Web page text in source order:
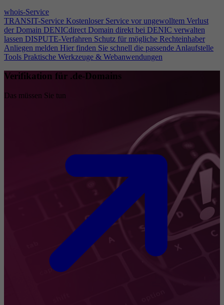
whois-Service
TRANSIT-Service Kostenloser Service vor ungewolltem Verlust
der Domain DENICdirect Domain direkt bei DENIC verwalten
lassen DISPUTE-Verfahren Schutz für mögliche Rechteinhaber
Anliegen melden Hier finden Sie schnell die passende Anlaufstelle
Tools Praktische Werkzeuge & Webanwendungen
Verifikation für .de-Domains
Das müssen Sie tun